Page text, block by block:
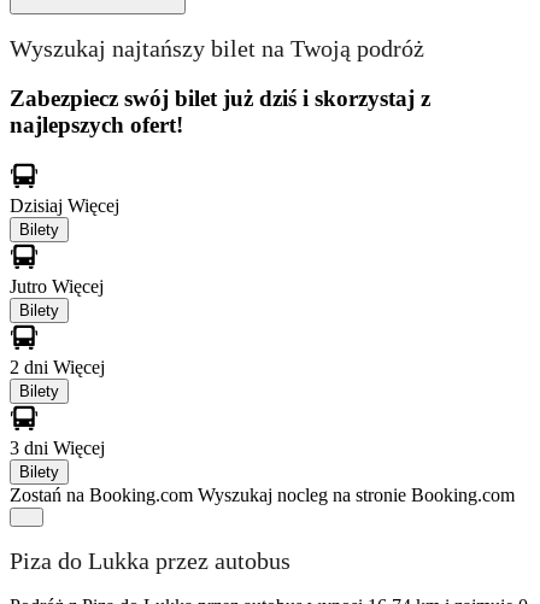
Wyszukaj najtańszy bilet na Twoją podróż
Zabezpiecz swój bilet już dziś i skorzystaj z
najlepszych ofert!
Dzisiaj Więcej
Bilety
Jutro Więcej
Bilety
2 dni Więcej
Bilety
3 dni Więcej
Bilety
Zostań na Booking.com Wyszukaj nocleg na stronie Booking.com
Piza do Lukka przez autobus